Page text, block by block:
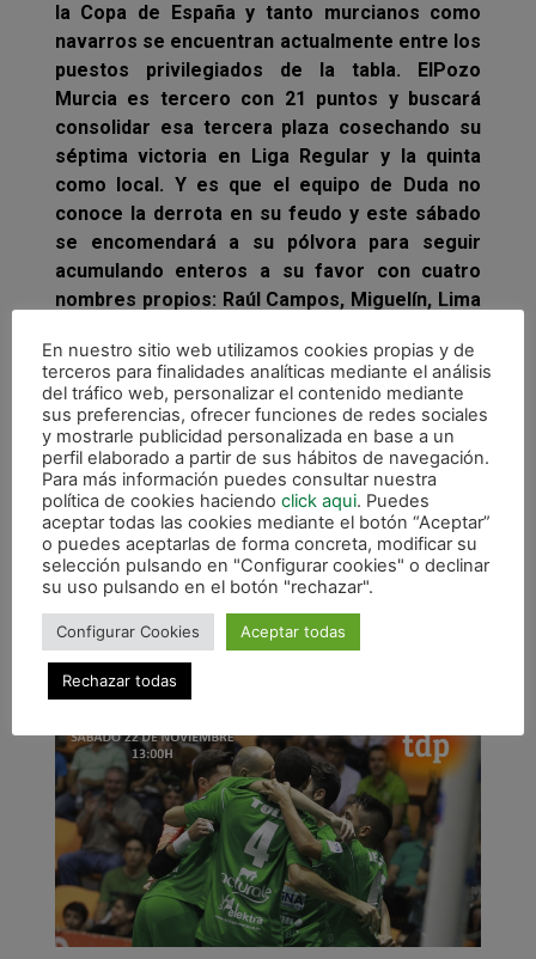
la Copa de España y tanto murcianos como
navarros se encuentran actualmente entre los
puestos privilegiados de la tabla. ElPozo
Murcia es tercero con 21 puntos y buscará
consolidar esa tercera plaza cosechando su
séptima victoria en Liga Regular y la quinta
como local. Y es que el equipo de Duda no
conoce la derrota en su feudo y este sábado
se encomendará a su pólvora para seguir
acumulando enteros a su favor con cuatro
nombres propios: Raúl Campos, Miguelín, Lima
grana que suma 32 goles con ocho tantos
cada uno de los 44 totales que acumula el
equipo.Por su parte, Magna Navarra se
desplazará a tierras murcianas dispuesto a
reforzar su posición entre los ocho primeros.
Los hombres de Imanol Arregui llegan con la
moral alta tras firmar dos victorias
consecutivas que les sitúan séptimos con 16
puntos y pelearán por seguir sumando de tres
en tres guiados en la pista por su capitán y
máximo artillero del equipo verde, Javier
Eseverri (9 goles), y contarán con la confianza
y solidez bajo los palos de Asier.
En nuestro sitio web utilizamos cookies propias y de
terceros para finalidades analíticas mediante el análisis
del tráfico web, personalizar el contenido mediante
sus preferencias, ofrecer funciones de redes sociales
y mostrarle publicidad personalizada en base a un
perfil elaborado a partir de sus hábitos de navegación.
Para más información puedes consultar nuestra
política de cookies haciendo click aqui. Puedes
aceptar todas las cookies mediante el botón “Aceptar”
o puedes aceptarlas de forma concreta, modificar su
selección pulsando en "Configurar cookies" o declinar
su uso pulsando en el botón "rechazar".
Configurar Cookies Aceptar todas
Rechazar todas